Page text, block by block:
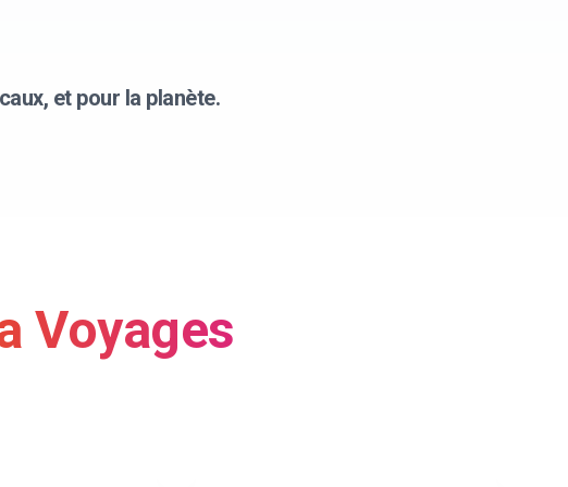
et pour la planète.
Voyages